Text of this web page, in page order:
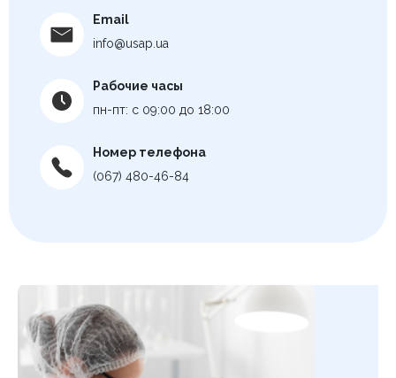
Email
info@usap.ua
Рабочие часы
пн-пт: с 09:00 до 18:00
Номер телефона
(067) 480-46-84